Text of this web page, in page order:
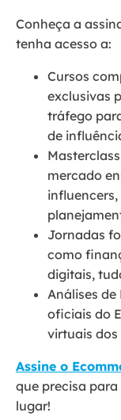
Conheça a
tenha acesso a:
Cursos
exclusivas
tráfego
de
mercado
Jornadas
como
digitais,
Análises
oficiais do
virtuais dos
Assine o
que precisa
lugar!